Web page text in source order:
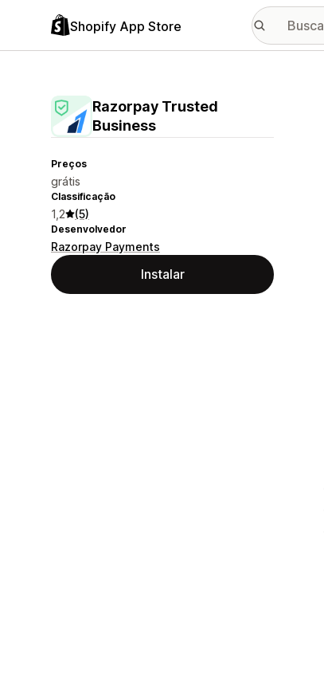
Shopify App Store
Razorpay Trusted
Business
Preços
grátis
Classificação
1,2 (5)
Desenvolvedor
Razorpay Payments
Instalar